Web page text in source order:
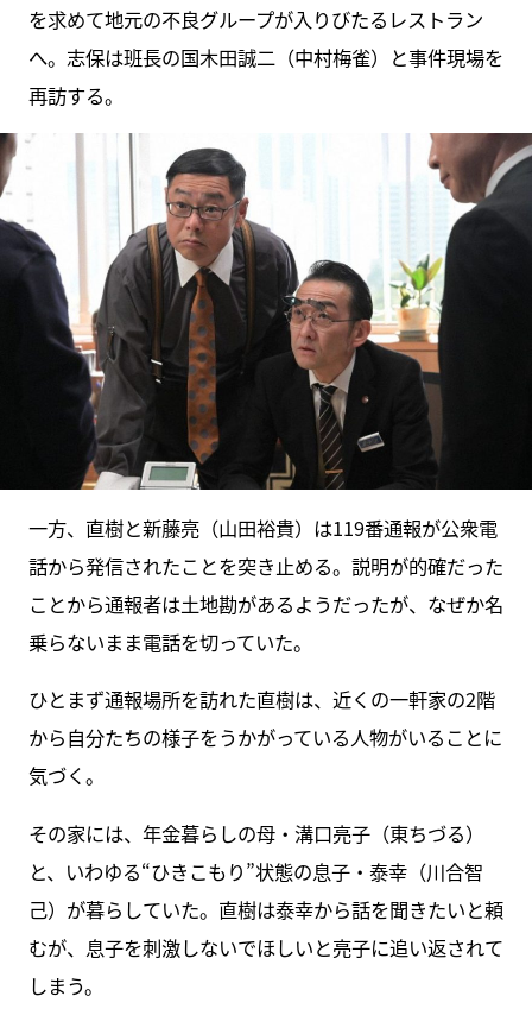
を求めて地元の不良グループが入りびたるレストラン
へ。志保は班長の国木田誠二（中村梅雀）と事件現場を
再訪する。
一方、直樹と新藤亮（山田裕貴）は119番通報が公衆電
話から発信されたことを突き止める。説明が的確だった
ことから通報者は土地勘があるようだったが、なぜか名
乗らないまま電話を切っていた。
ひとまず通報場所を訪れた直樹は、近くの一軒家の2階
から自分たちの様子をうかがっている人物がいることに
気づく。
その家には、年金暮らしの母・溝口亮子（東ちづる）
と、いわゆる“ひきこもり”状態の息子・泰幸（川合智
己）が暮らしていた。直樹は泰幸から話を聞きたいと頼
むが、息子を刺激しないでほしいと亮子に追い返されて
しまう。